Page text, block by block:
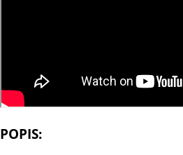
POPIS: